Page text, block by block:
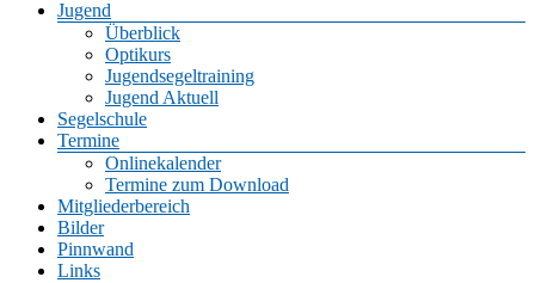
Jugend
Überblick
Optikurs
Jugendsegeltraining
Jugend Aktuell
Segelschule
Termine
Onlinekalender
Termine zum Download
Mitgliederbereich
Bilder
Pinnwand
Links